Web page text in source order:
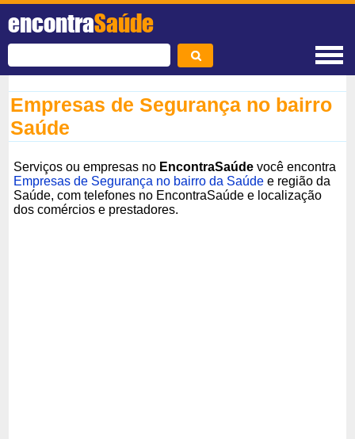
encontraSaúde
Empresas de Segurança no bairro
Saúde
Serviços ou empresas no EncontraSaúde você encontra
Empresas de Segurança no bairro da Saúde e região da
Saúde, com telefones no EncontraSaúde e localização
dos comércios e prestadores.